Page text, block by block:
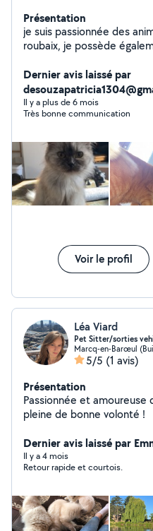
Présentation
je suis passionnée des
roubaix, je possède
ferai un plaisir de venir
animal à votre domicile.
neveux et nièces, je suis
baby-sitting.
Dernier avis laissé par
Il y a plus de 6 mois
Très bonne communication
Voir le profil
Léa Viard
Pet Sitter/sorties
Marcq-en-Barœul
5/5 (1 avis)
Présentation
Passionnée et amoureuse
pleine de bonne volonté !
Dernier avis laissé par
Il y a 4 mois
Retour rapide et courtois.